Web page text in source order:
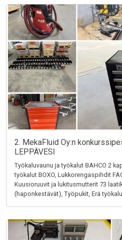
2. MekaFluid Oy:n
LEPPÄVESI
Työkaluvaunu ja työkalut BAHCO 2
työkalut BOXO, Lukkorengaspihdit
Kuusioruuvit ja lukitusmutterit 73
(haponkestävät), Työpukit, Erä